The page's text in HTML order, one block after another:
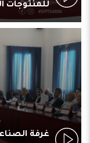
للمنتوجات
غرفة